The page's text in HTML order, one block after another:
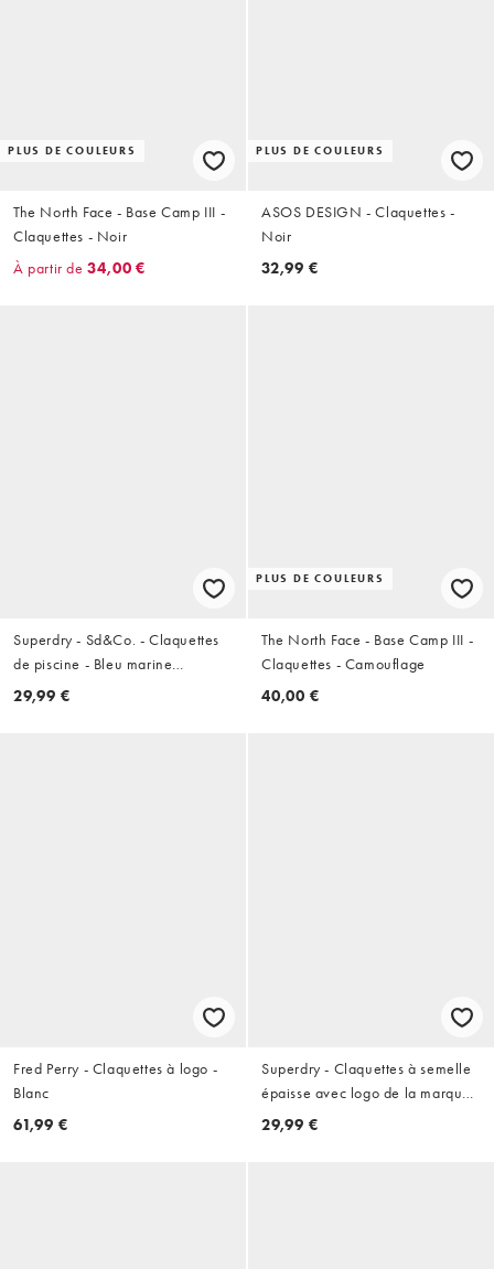
PLUS DE COULEURS
The North Face - Base Camp III -
Claquettes - Noir
À partir de 34,00 €
PLUS DE COULEURS
ASOS DESIGN - Claquettes -
Noir
32,99 €
Superdry - Sd&Co. - Claquettes
de piscine - Bleu marine
atlantique/rouge vif
29,99 €
PLUS DE COULEURS
The North Face - Base Camp III -
Claquettes - Camouflage
40,00 €
Fred Perry - Claquettes à logo -
Blanc
61,99 €
Superdry - Claquettes à semelle
épaisse avec logo de la marque -
Blanc brillant/bleu moyen
29,99 €